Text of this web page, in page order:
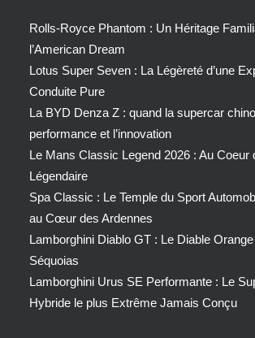
Rolls-Royce Phantom : Un Héritage
l’American Dream
Lotus Super Seven : La Légèreté d’une
Conduite Pure
La BYD Denza Z : quand la supercar
performance et l’innovation
Le Mans Classic Legend 2026 : Au Coeur
Légendaire
Spa Classic : Le Temple du Sport
au Cœur des Ardennes
Lamborghini Diablo GT : Le Diable
Séquoias
Lamborghini Urus SE Performante : Le
Hybride le plus Extrême Jamais Conçu